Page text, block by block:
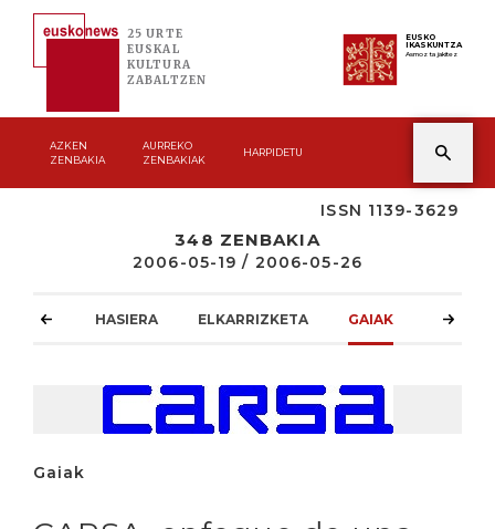
25 URTE
EUSKAL
KULTURA
ZABALTZEN
EUSKO
IKASKUNTZA
Asmoz ta jakitez
AZKEN
ZENBAKIA
AURREKO
ZENBAKIAK
HARPIDETU
ISSN 1139-3629
348 ZENBAKIA
2006-05-19 / 2006-05-26
HASIERA ELKARRIZKETA GAIAK
Gaiak